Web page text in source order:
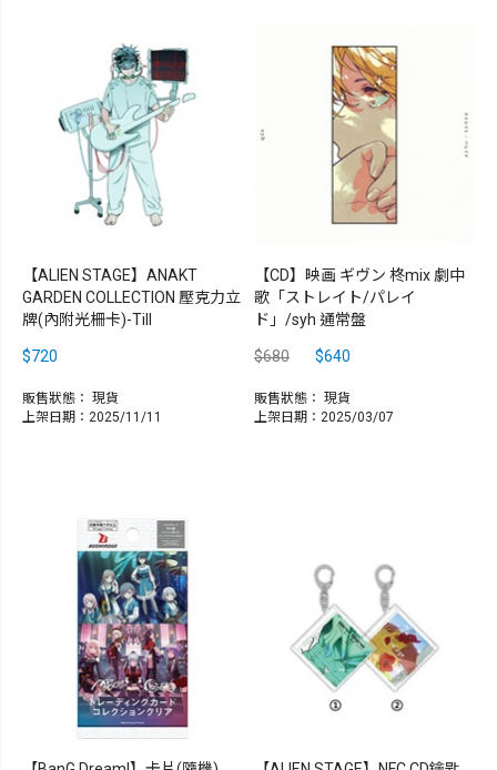
【ALIEN STAGE】ANAKT
GARDEN COLLECTION 壓克力立
牌(內附光柵卡)-Till
$720
販售狀態： 現貨
上架日期：2025/11/11
【CD】映画 ギヴン 柊mix 劇中
歌「ストレイト/パレイ
ド」/syh 通常盤
$680 $640
販售狀態： 現貨
上架日期：2025/03/07